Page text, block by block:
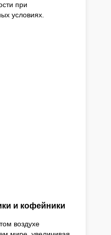
при
условиях.
и кофейники
воздухе